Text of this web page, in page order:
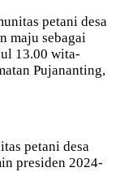
petani desa
maju sebagai
13.00 wita-
Pujananting,
petani desa
presiden 2024-